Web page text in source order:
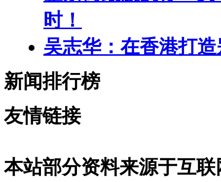
时！
吴志华：在香港打
新闻排行榜
友情链接
本站部分资料来源于互